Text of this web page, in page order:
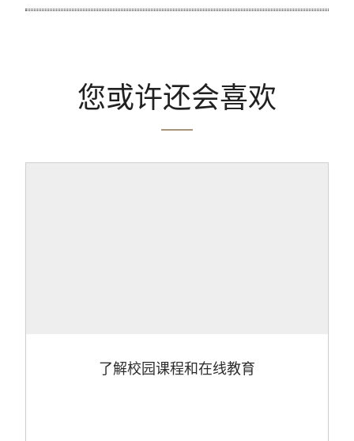
您或许还会喜欢
了解校园课程和在线教育